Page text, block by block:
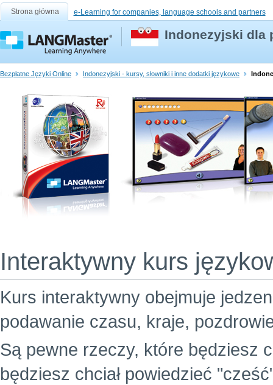
Strona główna e-Learning for companies, language schools and partners
Indonezyjski dla
Bezpłatne Języki Online Indonezyjski - kursy, słowniki i inne dodatki językowe
Interaktywny kurs
Kurs interaktywny obejmuje
podawanie czasu, kraje,
Są pewne rzeczy, które będziesz
będziesz chciał powiedzieć